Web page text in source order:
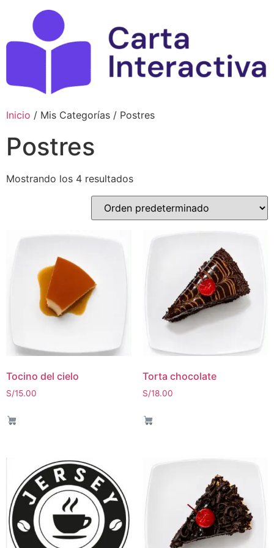
contenido
Inicio / Mis Categorías / Postres
Postres
Mostrando los 4 resultados
Tocino del cielo
S/15.00
Torta chocolate
S/18.00